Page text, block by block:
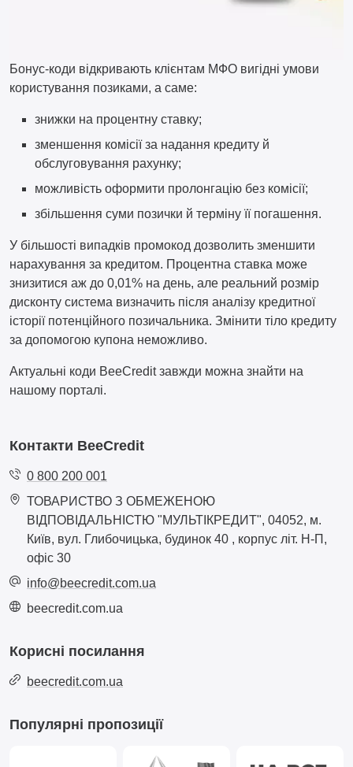
Бонус-коди відкривають клієнтам МФО вигідні умови
користування позиками, а саме:
знижки на процентну ставку;
зменшення комісії за надання кредиту й
обслуговування рахунку;
можливість оформити пролонгацію без комісії;
збільшення суми позички й терміну її погашення.
У більшості випадків промокод дозволить зменшити
нарахування за кредитом. Процентна ставка може
знизитися аж до 0,01% на день, але реальний розмір
дисконту система визначить після аналізу кредитної
історії потенційного позичальника. Змінити тіло кредиту
за допомогою купона неможливо.
Актуальні коди BeeCredit завжди можна знайти на
нашому порталі.
Контакти BeeCredit
0 800 200 001
ТОВАРИСТВО З ОБМЕЖЕНОЮ
ВІДПОВІДАЛЬНІСТЮ "МУЛЬТІКРЕДИТ", 04052, м.
Київ, вул. Глибочицька, будинок 40 , корпус літ. Н-П,
офіс 30
info@beecredit.com.ua
beecredit.com.ua
Корисні посилання
beecredit.com.ua
Популярні пропозиції